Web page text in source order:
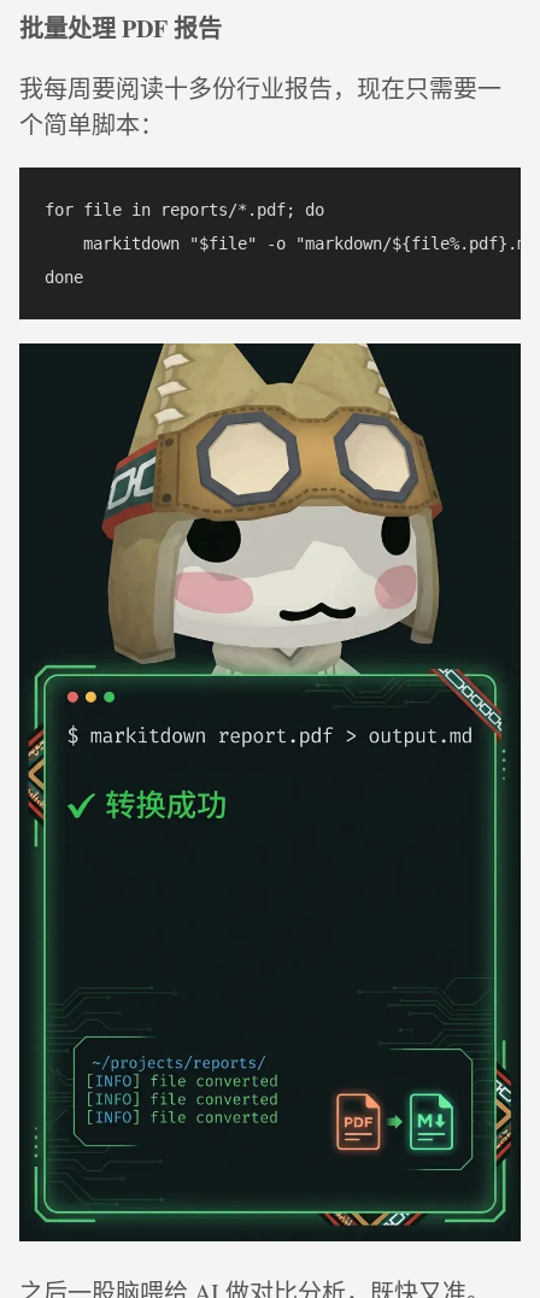
批量处理 PDF 报告
我每周要阅读十多份行业报告，现在只需要一
个简单脚本：
for file in reports/*.pdf; do
markitdown "$file" -o "markdown/